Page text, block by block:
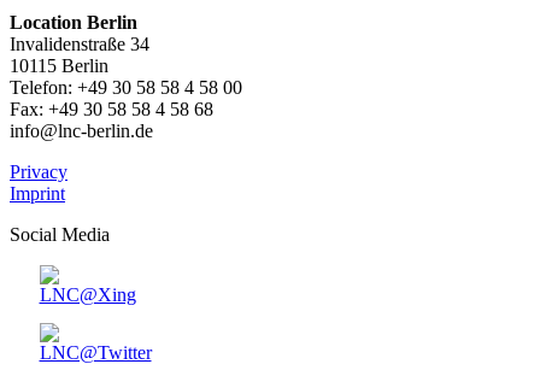
Location Berlin
Invalidenstraße 34
10115 Berlin
Telefon: +49 30 58 58 4 58 00
Fax: +49 30 58 58 4 58 68
info@lnc-berlin.de
Privacy
Imprint
Social Media